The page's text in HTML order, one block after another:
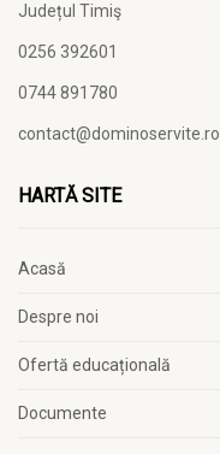
Județul Timiş
0256 392601
0744 891780
contact@dominoservite.ro
HARTĂ SITE
Acasă
Despre noi
Ofertă educațională
Documente